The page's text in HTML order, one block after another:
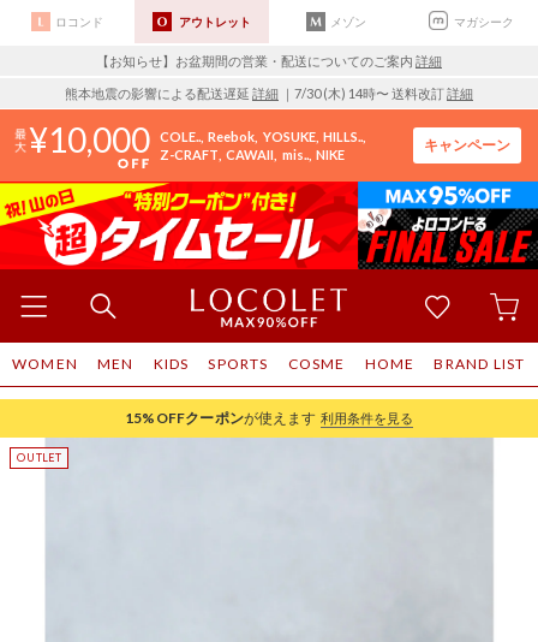
ロコンド アウトレット メゾン マガシーク
【お知らせ】お盆期間の営業・配送についてのご案内 詳細
熊本地震の影響による配送遅延 詳細 ｜7/30 (木) 14時〜 送料改訂詳細
10,000 COLE.. Reebok YOSUKE HILLS..
Z-CRAFT CAWAII mis.. NIKE
キャンペーン
WOMEN MEN KIDS SPORTS COSME HOME BRAND LIST
15%OFFクーポンが使えます 利用条件を見る